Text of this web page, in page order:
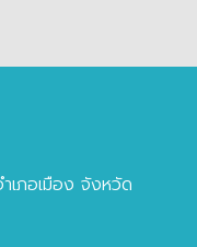
ภอเมือง จังหวัด